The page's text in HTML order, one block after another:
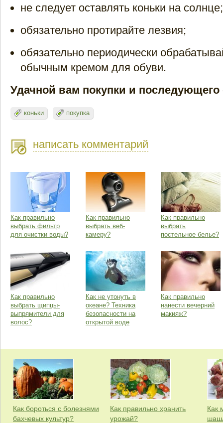
не следует оставлять коньки на солнце;
обязательно протирайте лезвия;
обязательно периодически
обычным кремом для обуви.
Удачной вам покупки и
коньки покупка
написать комментарий
Как правильно
выбрать фильтр
для очистки воды?
Как правильно
выбрать веб-
камеру?
Как правильно
выбрать
постельное белье?
Как правильно
выбрать щипцы-
выпрямители для
волос?
Как не утонуть в
океане? Техника
безопасности на
открытой воде
Как правильно
нанести вечерний
макияж?
Как бороться с болезнями
бахчевых культур?
Как правильно хранить
урожай?
Как